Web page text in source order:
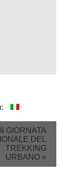
GIORNATA
DEL
TREKKING
URBANO »